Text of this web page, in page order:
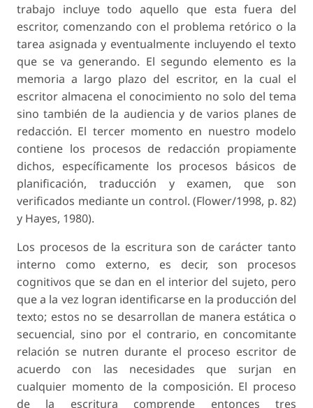
trabajo incluye todo aquello que esta fuera del
escritor, comenzando con el problema retórico o la
tarea asignada y eventualmente incluyendo el texto
que se va generando. El segundo elemento es la
memoria a largo plazo del escritor, en la cual el
escritor almacena el conocimiento no solo del tema
sino también de la audiencia y de varios planes de
redacción. El tercer momento en nuestro modelo
contiene los procesos de redacción propiamente
dichos, específicamente los procesos básicos de
planificación, traducción y examen, que son
verificados mediante un control. (Flower/1998, p. 82)
y Hayes, 1980).
Los procesos de la escritura son de carácter tanto
interno como externo, es decir, son procesos
cognitivos que se dan en el interior del sujeto, pero
que a la vez logran identificarse en la producción del
texto; estos no se desarrollan de manera estática o
secuencial, sino por el contrario, en concomitante
relación se nutren durante el proceso escritor de
acuerdo con las necesidades que surjan en
cualquier momento de la composición. El proceso
de la escritura comprende entonces tres